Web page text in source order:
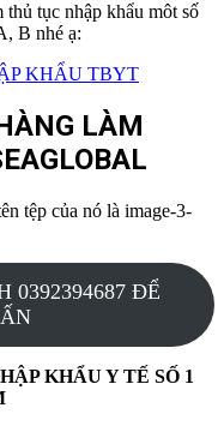
thủ tục nhập khẩu môt số
B nhé ạ:
KHẨU TBYT
LÀM
0392394687 ĐỂ
KHẨU Y TẾ SỐ 1